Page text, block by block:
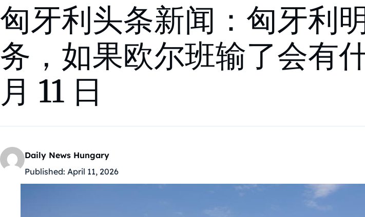
匈牙利头条新闻：匈牙利
务，如果欧尔班输了会有
月 11 日
Daily News Hungary
Published: April 11, 2026